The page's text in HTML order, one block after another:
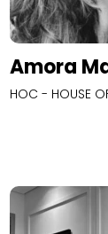
Amora
HOC - HOUSE